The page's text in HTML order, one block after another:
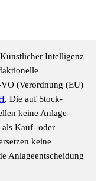
Intelligenz
(Verordnung (EU)
. Die auf Stock-
keine Anlage-
als Kauf- oder
keine
Anlageentscheidung